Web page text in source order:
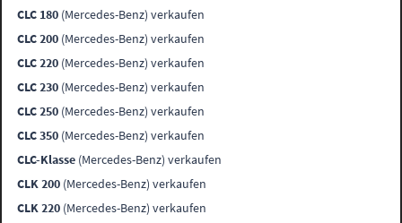
CLC 180 (Mercedes-Benz) verkaufen
CLC 200 (Mercedes-Benz) verkaufen
CLC 220 (Mercedes-Benz) verkaufen
CLC 230 (Mercedes-Benz) verkaufen
CLC 250 (Mercedes-Benz) verkaufen
CLC 350 (Mercedes-Benz) verkaufen
CLC-Klasse (Mercedes-Benz) verkaufen
CLK 200 (Mercedes-Benz) verkaufen
CLK 220 (Mercedes-Benz) verkaufen